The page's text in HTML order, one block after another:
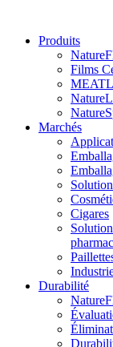
Produits
Films
Marchés
Cigares
Durabilité